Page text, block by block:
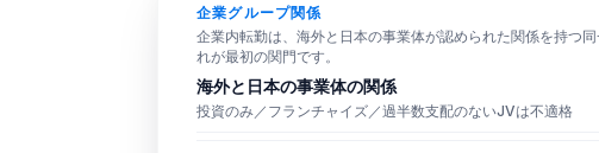
企業グループ関係
企業内転勤は、海外と日本の事業体が認められた関係を持つ
れが最初の関門です。
海外と日本の事業体の関係
投資のみ／フランチャイズ／過半数支配のないJVは不適格